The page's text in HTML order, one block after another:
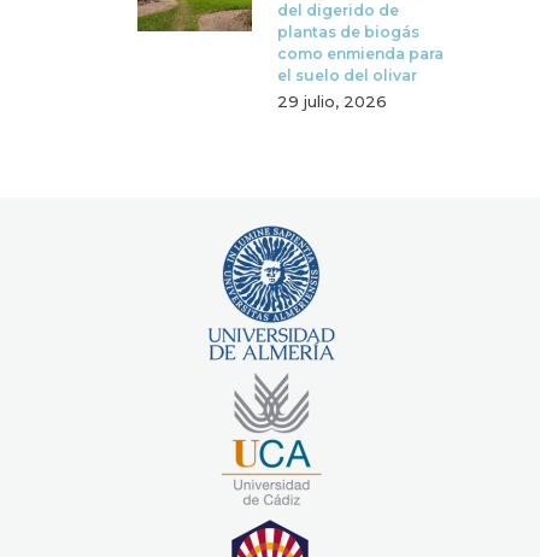
del digerido de
plantas de biogás
como enmienda para
el suelo del olivar
29 julio, 2026